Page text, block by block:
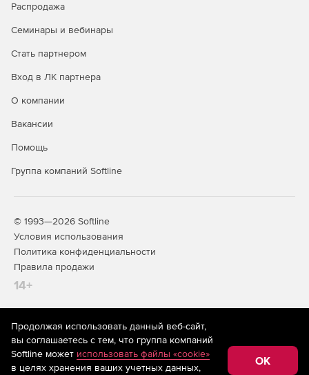
Распродажа
Семинары и вебинары
Стать партнером
Вход в ЛК партнера
О компании
Вакансии
Помощь
Группа компаний Softline
© 1993—2026 Softline
Условия использования
Политика конфиденциальности
Правила продажи
14+
На информационном ресурсе store.softline.ru применяются
рекомендательные технологии(информационные технологии
предоставления информации на основе сбора,
систематизации и анализа сведений, относящихся к
Продолжая использовать данный веб-сайт,
вы соглашаетесь с тем, что группа компаний
Softline может использовать файлы «cookie»
в целях хранения ваших учетных данных,
OK